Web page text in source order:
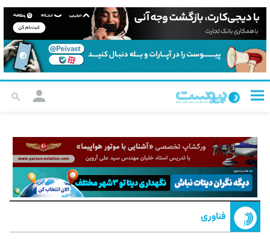
فناوری